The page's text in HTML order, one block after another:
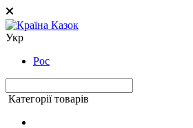
Укр
Рос
Категорії товарів